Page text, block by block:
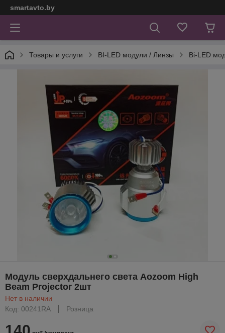
smartavto.by
Товары и услуги BI-LED модули / Линзы Bi-LED
Модуль сверхдальнего света Aozoom High
Beam Projector 2шт
Нет в наличии
Код: 00241RA
Розница